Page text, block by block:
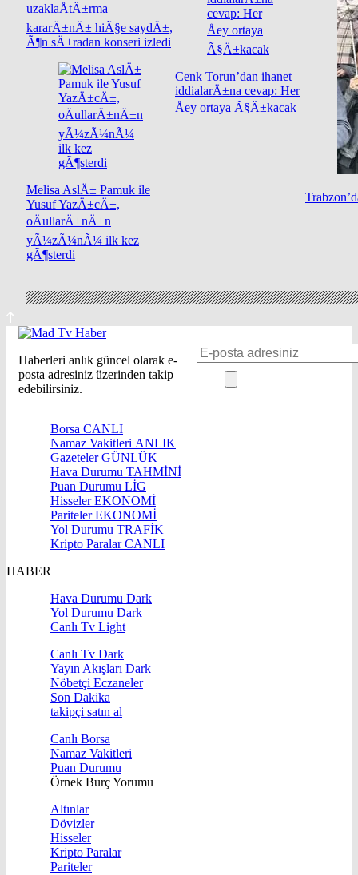
uzaklaÅtÄ±rma
kararÄ±nÄ± hiÃ§e saydÄ±,
Ã¶n sÄ±radan konseri izledi
Melisa AslÄ± Pamuk ile
Yusuf YazÄ±cÄ±,
oÄullarÄ±nÄ±n
yÃ¼zÃ¼nÃ¼ ilk kez
gÃ¶sterdi
Cenk Torun’dan ihanet
iddialarÄ±na cevap: Her
Åey ortaya Ã§Ä±kacak
Haberleri anlık güncel olarak e-
posta adresiniz üzerinden takip
edebilirsiniz.
Borsa CANLI
Namaz Vakitleri ANLIK
GazetelerGÜNLÜK
Hava Durumu TAHMİNİ
Puan Durumu LİG
HisselerEKONOMİ
ParitelerEKONOMİ
Yol Durumu TRAFİK
Kripto ParalarCANLI
HABER
Hava Durumu Dark
Yol Durumu Dark
Canlı Tv Light
Canlı Tv Dark
Yayın Akışları Dark
Nöbetçi Eczaneler
Son Dakika
takipçi satın al
Canlı Borsa
Namaz Vakitleri
Puan Durumu
Örnek Burç Yorumu
Altınlar
Dövizler
Hisseler
Kripto Paralar
Pariteler